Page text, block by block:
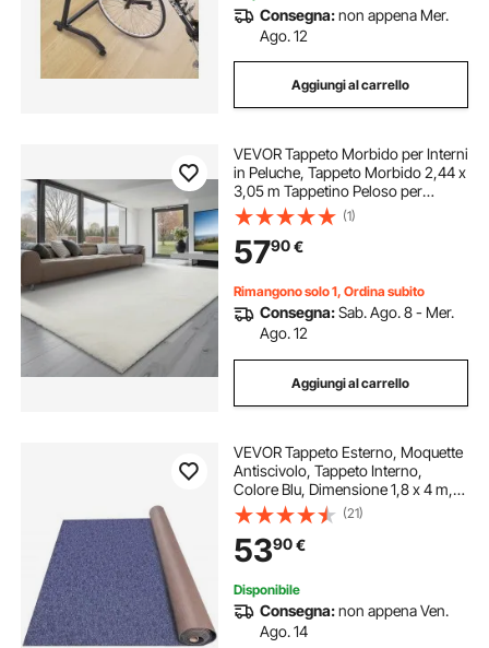
Consegna:non appena Mer.
Ago. 12
Aggiungi al carrello
VEVOR Tappeto Morbido per Interni
in Peluche, Tappeto Morbido 2,44 x
3,05 m Tappetino Peloso per
Soggiorno, Camera da Letto,
Salotto, Arredamento Moderno non
Tessuti, Antiscivolo, Bianco Avorio
(1)
5790€
Rimangono solo 1, Ordina subito
Consegna:Sab. Ago. 8 - Mer.
Ago. 12
Aggiungi al carrello
VEVOR Tappeto Esterno, Moquette
Antiscivolo, Tappeto Interno,
Colore Blu, Dimensione 1,8 x 4 m,
Tappeto per Interno e Esterno,
Materiale Fibra di Poliestere + TPR,
Facile da Taglio e Pulire
(21)
5390€
Disponibile
Consegna:non appena Ven.
Ago. 14